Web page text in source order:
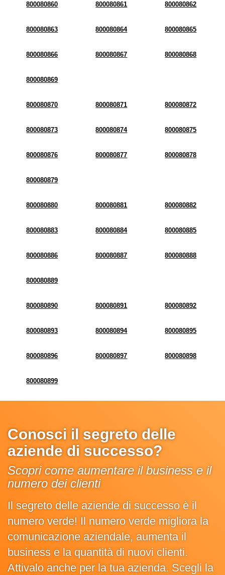
800080860 800080861 800080862
800080863 800080864 800080865
800080866 800080867 800080868
800080869
800080870 800080871 800080872
800080873 800080874 800080875
800080876 800080877 800080878
800080879
800080880 800080881 800080882
800080883 800080884 800080885
800080886 800080887 800080888
800080889
800080890 800080891 800080892
800080893 800080894 800080895
800080896 800080897 800080898
800080899
Conosci il segreto delle
aziende di successo?
Scopri come aumentare il business e il
numero dei clienti
Il segreto delle aziende di successo è il
numero verde! Il numero verde migliora la
comunicazione aziendale, aumenta il
business e la quantità di nuovi clienti.
Attivalo anche per la tua azienda. Scegli la